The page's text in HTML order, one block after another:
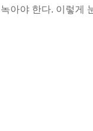
야 한다. 이렇게